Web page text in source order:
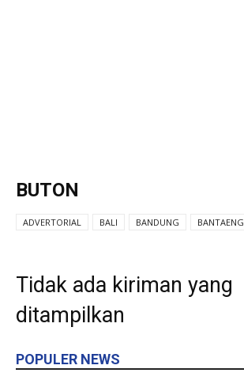
BUTON
ADVERTORIAL BALI BANDUNG BANTAENG
Tidak ada kiriman yang
ditampilkan
POPULER NEWS